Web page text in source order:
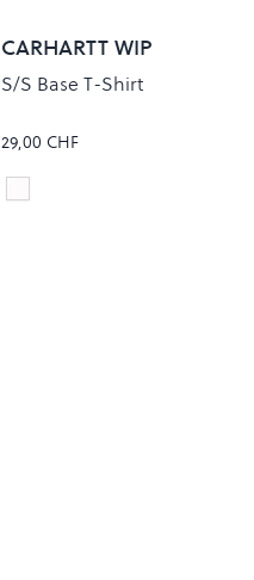
CARHARTT WIP
S/S Base T-Shirt
29,00 CHF
Colour
White/Black